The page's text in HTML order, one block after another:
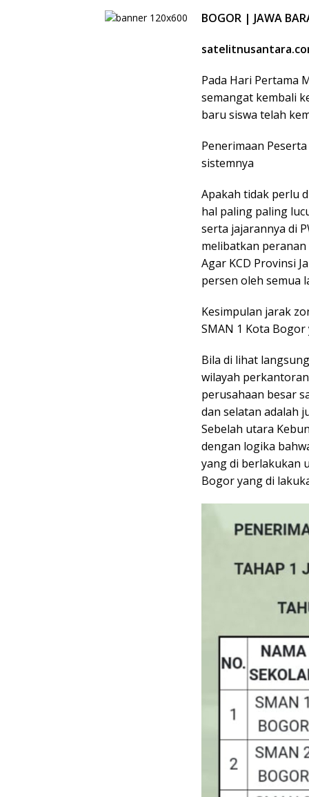
BOGOR | JAWA
Pada Hari Pertama
semangat kembali
baru siswa telah
Penerimaan
sistemnya
Apakah tidak perlu
hal paling paling
serta jajarannya di
melibatkan
Agar KCD Provinsi
persen oleh semua
Kesimpulan jarak
SMAN 1 Kota
Bila di lihat
wilayah
perusahaan besar
dan selatan adalah
Sebelah utara
dengan logika
yang di berlakukan
Bogor yang di